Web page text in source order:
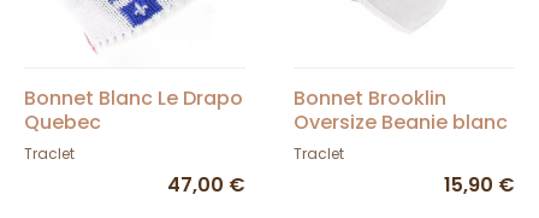
Bonnet Blanc Le Drapo
Quebec
Traclet
47,00 €
Bonnet Brooklin
Oversize Beanie blanc
Traclet
15,90 €